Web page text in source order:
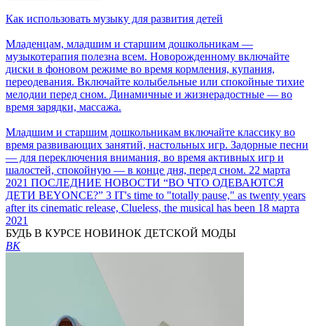
Как использовать музыку для развития детей
Младенцам, младшим и старшим дошкольникам —
музыкотерапия полезна всем. Новорожденному включайте
диски в фоновом режиме во время кормления, купания,
переодевания. Включайте колыбельные или спокойные тихие
мелодии перед сном. Динамичные и жизнерадостные — во
время зарядки, массажа.
Младшим и старшим дошкольникам включайте классику во
время развивающих занятий, настольных игр. Задорные песни
— для переключения внимания, во время активных игр и
шалостей, спокойную — в конце дня, перед сном. 22 марта
2021 ПОСЛЕДНИЕ НОВОСТИ “ВО ЧТО ОДЕВАЮТСЯ
ДЕТИ BEYONCE?” 3 IT's time to "totally pause," as twenty years
after its cinematic release, Clueless, the musical has been 18 марта
2021
БУДЬ В КУРСЕ НОВИНОК ДЕТСКОЙ МОДЫ
ВК